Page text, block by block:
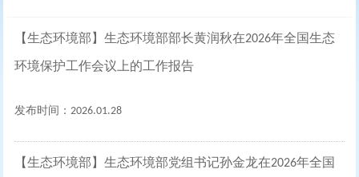
【生态环境部】生态环境部部长黄润秋在2026年全国生态
环境保护工作会议上的工作报告
发布时间：2026.01.28
【生态环境部】生态环境部党组书记孙金龙在2026年全国